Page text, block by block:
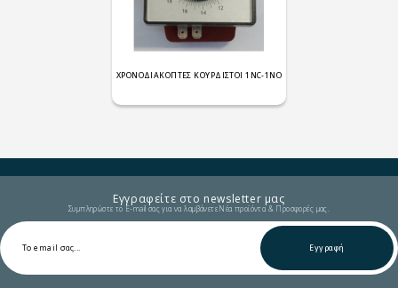
ΧΡΟΝΟΔΙΑΚΟΠΤΕΣ ΚΟΥΡΔΙΣΤΟΙ 1NC-1NO
Εγγραφείτε στο newsletter μας
Συμπληρώστε το E-mail σας για να λαμβάνετε Νέα προϊόντα & Προσφορές μας.
Εγγραφή